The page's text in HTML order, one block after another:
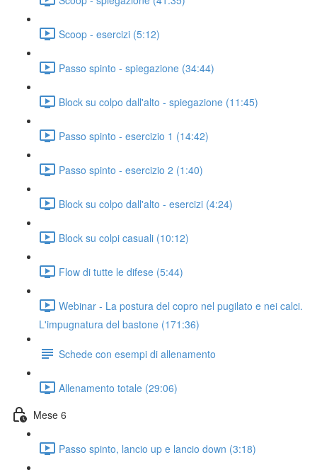
Scoop - esercizi (5:12)
Passo spinto - spiegazione (34:44)
Block su colpo dall'alto - spiegazione (11:45)
Passo spinto - esercizio 1 (14:42)
Passo spinto - esercizio 2 (1:40)
Block su colpo dall'alto - esercizi (4:24)
Block su colpi casuali (10:12)
Flow di tutte le difese (5:44)
Webinar - La postura del copro nel pugilato e nei calci.
L'impugnatura del bastone (171:36)
Schede con esempi di allenamento
Allenamento totale (29:06)
Mese 6
Passo spinto, lancio up e lancio down (3:18)